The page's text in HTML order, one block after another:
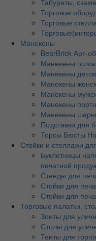
Торговое
Торговые
Манекены
BearBrick Арт-
Манекены
Манекены
Манекены
Манекены
Манекены
Манекены
Подставки для
Торсы Бюсты
Стойки и стеллажи
Буклетницы
печатной
Стенды для
Стойки для
Стойки для
Торговые палатки,
Зонты для
Столы для
Тенты для